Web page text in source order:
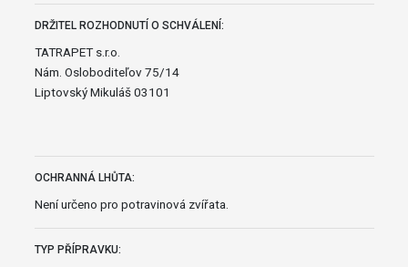
DRŽITEL ROZHODNUTÍ O SCHVÁLENÍ:
TATRAPET s.r.o.
Nám. Osloboditeľov 75/14
Liptovský Mikuláš 03101
OCHRANNÁ LHŮTA:
Není určeno pro potravinová zvířata.
TYP PŘÍPRAVKU: